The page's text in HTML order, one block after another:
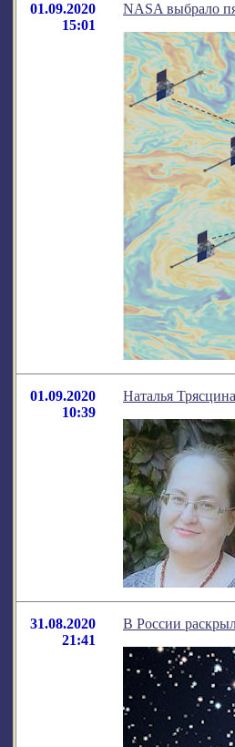
01.09.2020
15:01
NASA выбрало
01.09.2020
10:39
Наталья
31.08.2020
21:41
В России